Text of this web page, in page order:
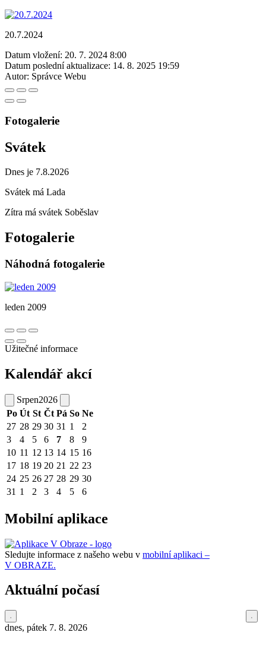
20.7.2024
Datum vložení: 20. 7. 2024 8:00
Datum poslední aktualizace: 14. 8. 2025 19:59
Autor: Správce Webu
Fotogalerie
Svátek
Dnes je 7.8.2026
Svátek má Lada
Zítra má svátek Soběslav
Fotogalerie
Náhodná fotogalerie
leden 2009
Užitečné informace
Kalendář akcí
Srpen2026
Po Út St Čt Pá So Ne
27 28 29 30 31 1
2
3
4 5 6 7 8
9
10 11 12 13 14 15 16
17 18 19 20 21 22 23
24 25 26 27 28 29 30
31 1 2 3 4 5 6
Mobilní aplikace
Sledujte informace z našeho webu v mobilní aplikaci –
V OBRAZE.
Aktuální počasí
dnes, pátek 7. 8. 2026